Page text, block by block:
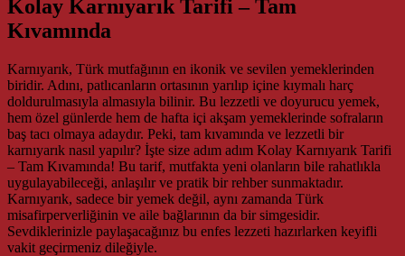
Kolay Karnıyarık Tarifi – Tam
Kıvamında
Karnıyarık, Türk mutfağının en ikonik ve sevilen yemeklerinden
biridir. Adını, patlıcanların ortasının yarılıp içine kıymalı harç
doldurulmasıyla almasıyla bilinir. Bu lezzetli ve doyurucu yemek,
hem özel günlerde hem de hafta içi akşam yemeklerinde sofraların
baş tacı olmaya adaydır. Peki, tam kıvamında ve lezzetli bir
karnıyarık nasıl yapılır? İşte size adım adım Kolay Karnıyarık Tarifi
– Tam Kıvamında! Bu tarif, mutfakta yeni olanların bile rahatlıkla
uygulayabileceği, anlaşılır ve pratik bir rehber sunmaktadır.
Karnıyarık, sadece bir yemek değil, aynı zamanda Türk
misafirperverliğinin ve aile bağlarının da bir simgesidir.
Sevdiklerinizle paylaşacağınız bu enfes lezzeti hazırlarken keyifli
vakit geçirmeniz dileğiyle.